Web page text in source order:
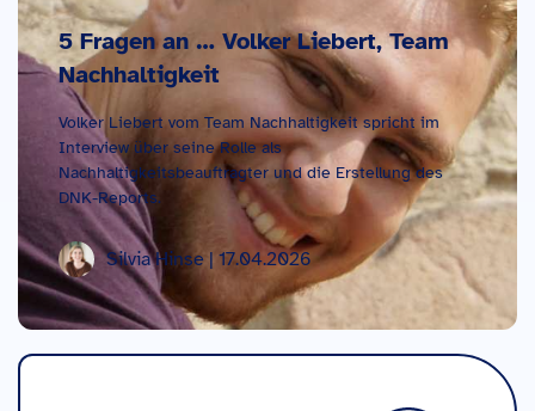
5 Fragen an … Volker Liebert, Team
Nachhaltigkeit
Volker Liebert vom Team Nachhaltigkeit spricht im
Interview über seine Rolle als
Nachhaltigkeitsbeauftragter und die Erstellung des
DNK-Reports.
Silvia Hinse | 17.04.2026